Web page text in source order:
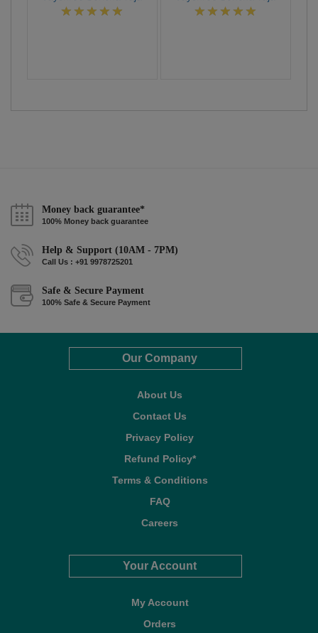
Money back guarantee*
100% Money back guarantee
Help & Support (10AM - 7PM)
Call Us : +91 9978725201
Safe & Secure Payment
100% Safe & Secure Payment
Our Company
About Us
Contact Us
Privacy Policy
Refund Policy*
Terms & Conditions
FAQ
Careers
Your Account
My Account
Orders